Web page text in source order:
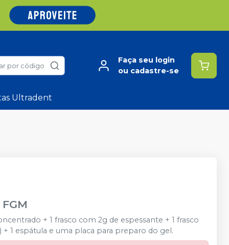
por código
Faça seu login
ou cadastre-se
Ultradent
FGM
+ 1 frasco com 2g de espessante + 1 frasco
1 espátula e uma placa para preparo do gel.